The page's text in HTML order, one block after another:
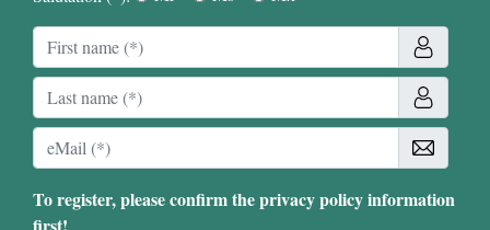
To register, please confirm the privacy policy information
first!